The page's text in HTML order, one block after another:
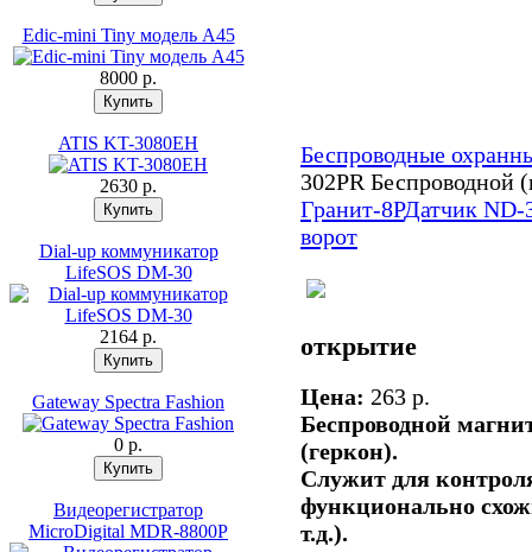
Edic-mini Tiny модель A45
8000 p.
ATIS KT-3080EH
2630 p.
Dial-up коммуникатор
LifeSOS DM-30
2164 p.
Gateway Spectra Fashion
0 p.
Видеорегистратор
MicroDigital MDR-8800P
Беспроводные
302PR Беспроводной
Гранит-8РДатчик ND-
ворот
открытие
Цена: 263 p.
Беспроводной
(геркон).
Служит для
функционально
т.д.).